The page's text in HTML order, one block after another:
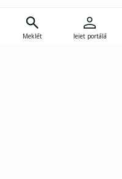
Meklēt Ieiet portālā